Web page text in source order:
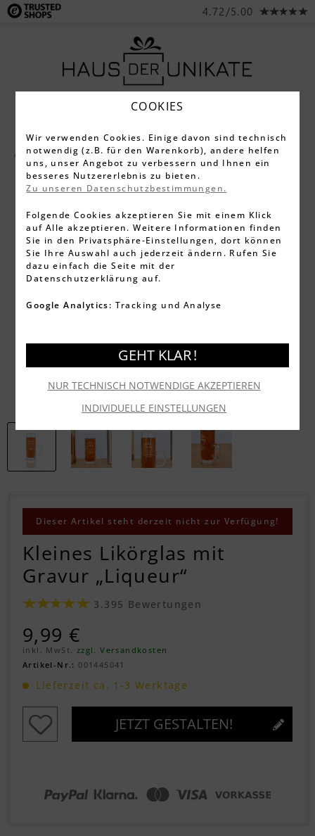
4.72/5.00
Alle Produkte Gläser Sonstige Gläser
Dieser Artikel steht derzeit nicht zur Verfügung!
Kleines Likörglas mit
Gravur „Liqueur“
3.395 Bewertungen
9,99 €
inkl. MwSt. zzgl. Versandkosten
Artikel-Nr.: 001445041
Lieferzeit ca. 1-3 Werktage
JETZT GESTALTEN!
COOKIES
Wir verwenden Cookies. Einige davon sind technisch
notwendig (z.B. für den Warenkorb), andere helfen
uns, unser Angebot zu verbessern und Ihnen ein
besseres Nutzererlebnis zu bieten.
Zu unseren Datenschutzbestimmungen.
Folgende Cookies akzeptieren Sie mit einem Klick
auf Alle akzeptieren. Weitere Informationen finden
Sie in den Privatsphäre-Einstellungen, dort können
Sie Ihre Auswahl auch jederzeit ändern. Rufen Sie
dazu einfach die Seite mit der
Datenschutzerklärung auf.
Google Analytics: Tracking und Analyse
INDIVIDUELLE EINSTELLUNGEN
NUR TECHNISCH NOTWENDIGE AKZEPTIEREN
GEHT KLAR !